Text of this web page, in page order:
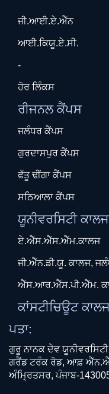
ਜੀ.ਆਈ.ਏ.ਐੱਨ
ਆਈ.ਕਿਯੂ.ਏ.ਸੀ.
-
ਹੋਰ ਲਿੰਕਸ
ਰੀਜਨਲ ਕੈਂਪਸ
ਜਲੰਧਰ ਕੈਂਪਸ
ਗੁਰਦਾਸਪੁਰ ਕੈਂਪਸ
ਫੱਤੂ ਢੀਂਗਾ ਕੈਂਪਸ
ਸਠਿਆਲਾ ਕੈਂਪਸ
ਯੂਨੀਵਰਸਿਟੀ ਕਾਲਜ
ਏ.ਐੱਸ.ਐੱਸ.ਐੱਮ.ਕਾਲਜ
ਜੀ.ਐੱਨ.ਡੀ.ਯੂ. ਕਾਲਜ,
ਐੱਸ.ਆਰ.ਐੱਸ.ਪੀ.ਐੱਮ.
ਕਾਂਸਟੀਚਿਊਟ
ਪਤਾ:
ਗੁਰੂ ਨਾਨਕ ਦੇਵ
ਗਰੈਂਡ ਟਰੰਕ ਰੋਡ, ਆਫ਼
ਅੰਮ੍ਰਿਤਸਰ, ਪੰਜਾਬ-